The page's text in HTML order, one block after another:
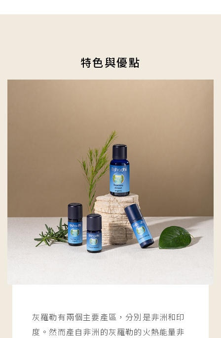
特色與優點
灰羅勒有兩個主要產區，分別是非洲和印
度。然而產自非洲的灰羅勒的火熱能量非